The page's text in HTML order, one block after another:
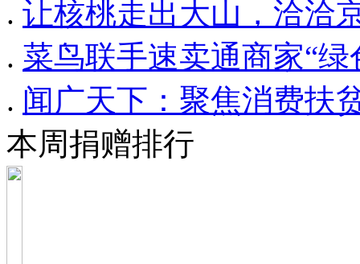
. 让核桃走出大山，洽洽
. 菜鸟联手速卖通商家“
. 闻广天下：聚焦消费扶
本周捐赠排行